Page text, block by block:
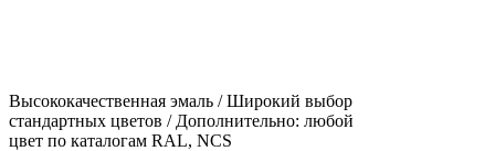
Высококачественная эмаль / Широкий выбор
стандартных цветов / Дополнительно: любой
цвет по каталогам RAL, NCS